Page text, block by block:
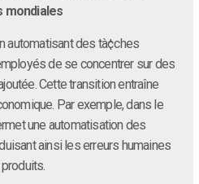
mondiales
automatisant des tà¢ches
de se concentrer sur des
Cette transition entraîne
Par exemple, dans le
une automatisation des
ainsi les erreurs humaines